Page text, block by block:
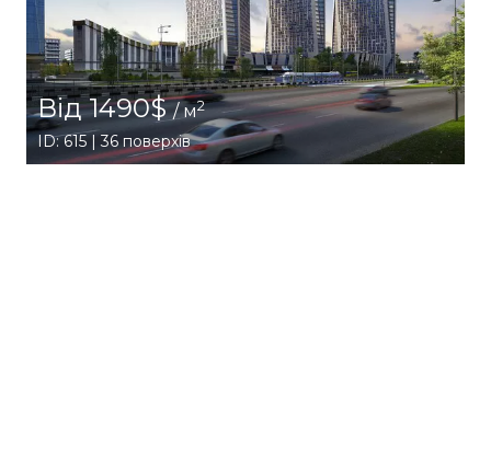
Від 1490$/ м2
ID: 615 | 36 поверхів